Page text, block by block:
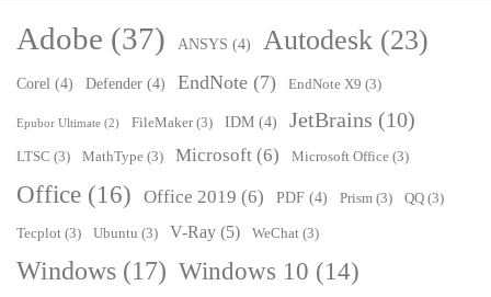
Adobe (37) ANSYS (4) Autodesk (23)
Corel (4) Defender (4) EndNote (7) EndNote X9 (3)
Epubor Ultimate (2) FileMaker(3) IDM (4) JetBrains (10)
LTSC (3) MathType (3) Microsoft (6) Microsoft Office (3)
Office (16) Office 2019 (6) PDF (4) Prism (3) QQ (3)
Tecplot (3) Ubuntu (3) V-Ray (5) WeChat (3)
Windows (17) Windows 10 (14)